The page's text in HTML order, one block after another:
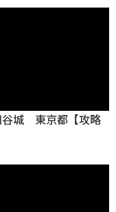
谷城 東京都【攻略